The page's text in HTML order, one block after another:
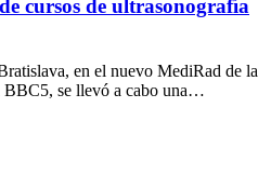
cursos de ultrasonografía
en el nuevo MediRad de la
BBC5, se llevó a cabo una…